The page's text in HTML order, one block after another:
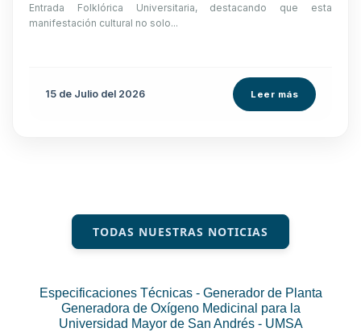
Entrada Folklórica Universitaria, destacando que esta
manifestación cultural no solo...
15 de Julio del 2026 Leer más
TODAS NUESTRAS NOTICIAS
Especificaciones Técnicas - Generador de Planta
Generadora de Oxígeno Medicinal para la
Universidad Mayor de San Andrés - UMSA